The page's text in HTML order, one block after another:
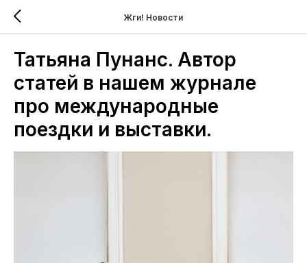
Жги! Новости
Татьяна Пунанс. Автор
статей в нашем журнале
про международные
поездки и выставки.